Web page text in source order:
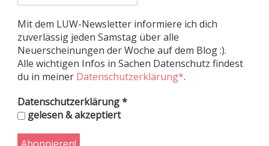
Mit dem LUW-Newsletter informiere ich dich
zuverlässig jeden Samstag über alle
Neuerscheinungen der Woche auf dem Blog :).
Alle wichtigen Infos in Sachen Datenschutz findest
du in meiner Datenschutzerklärung*.
Datenschutzerklärung*
gelesen & akzeptiert